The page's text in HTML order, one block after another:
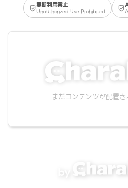
無断利用禁止
Unauthorized Use Prohibited
まだコンテンツが配置さ